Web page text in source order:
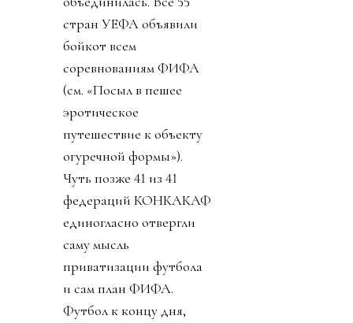
стран УЕФА объявили
бойкот всем
соревнованиям ФИФА
(см. «Посыл в пешее
эротическое
путешествие к объекту
огуречной формы»).
Чуть позже 41 из 41
федераций КОНКАКАФ
единогласно отвергли
саму мысль
приватизации футбола
и сам план ФИФА.
Футбол к концу дня,